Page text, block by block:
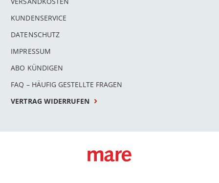
KUNDENSERVICE
DATENSCHUTZ
IMPRESSUM
ABO KÜNDIGEN
FAQ – HÄUFIG GESTELLTE FRAGEN
VERTRAG WIDERRUFEN